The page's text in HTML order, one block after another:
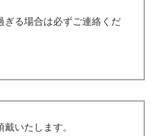
ぎる場合は必ずご連絡くだ
いたします。